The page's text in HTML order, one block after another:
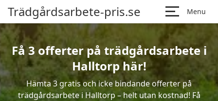
Trädgårdsarbete-pris.se Menu
Få 3 offerter på trädgårdsarbete i
Halltorp här!
Hämta 3 gratis och icke bindande offerter på
trädgårdsarbete i Halltorp – helt utan kostnad! Få